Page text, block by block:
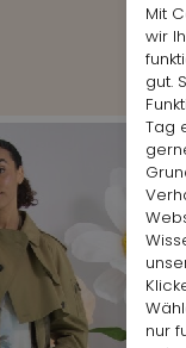
Mit
wir
gut.
Tag
nur